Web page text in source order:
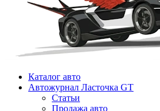
Каталог авто
Автожурнал Ласточка GT
Статьи
Продажа авто